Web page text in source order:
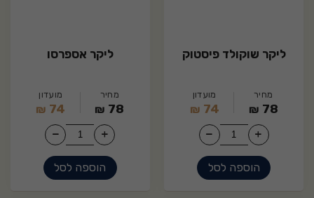
ליקר שוקולד פיסטוק
מחיר
78
₪
מועדון
74
₪
הוספה לסל
ליקר אספרסו
מחיר
78
₪
מועדון
74
₪
הוספה לסל